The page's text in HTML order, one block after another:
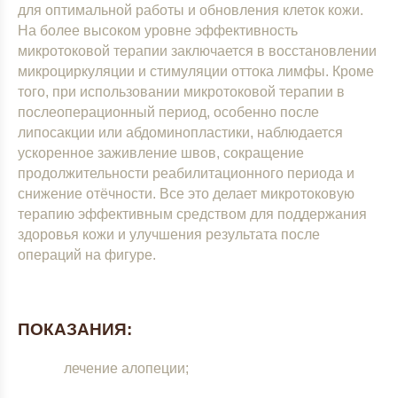
для оптимальной работы и обновления клеток кожи.
На более высоком уровне эффективность
микротоковой терапии заключается в восстановлении
микроциркуляции и стимуляции оттока лимфы. Кроме
того, при использовании микротоковой терапии в
послеоперационный период, особенно после
липосакции или абдоминопластики, наблюдается
ускоренное заживление швов, сокращение
продолжительности реабилитационного периода и
снижение отёчности. Все это делает микротоковую
терапию эффективным средством для поддержания
здоровья кожи и улучшения результата после
операций на фигуре.
ПОКАЗАНИЯ:
лечение алопеции;